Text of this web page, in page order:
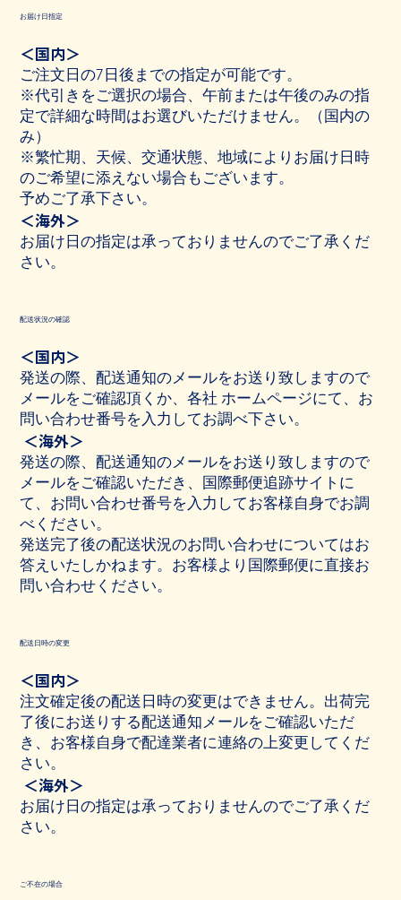
お届け日指定
＜国内＞
ご注文日の7日後までの指定が可能です。
※代引きをご選択の場合、午前または午後のみの指
定で詳細な時間はお選びいただけません。（国内の
み）
※繁忙期、天候、交通状態、地域によりお届け日時
のご希望に添えない場合もございます。
予めご了承下さい。
＜海外＞
お届け日の指定は承っておりませんのでご了承くだ
さい。
配送状況の確認
＜国内＞
発送の際、配送通知のメールをお送り致しますので
メールをご確認頂くか、各社 ホームページにて、お
問い合わせ番号を入力してお調べ下さい。
＜海外＞
発送の際、配送通知のメールをお送り致しますので
メールをご確認いただき、国際郵便追跡サイトに
て、お問い合わせ番号を入力してお客様自身でお調
べください。
発送完了後の配送状況のお問い合わせについてはお
答えいたしかねます。お客様より国際郵便に直接お
問い合わせください。
配送日時の変更
＜国内＞
注文確定後の配送日時の変更はできません。出荷完
了後にお送りする配送通知メールをご確認いただ
き、お客様自身で配達業者に連絡の上変更してくだ
さい。
＜海外＞
お届け日の指定は承っておりませんのでご了承くだ
さい。
ご不在の場合